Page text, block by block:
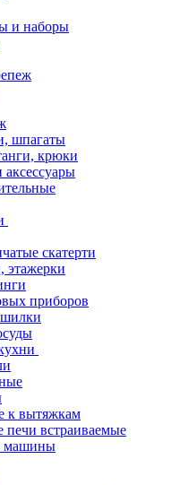
и наборы
шпагаты
крюки
скатерти
этажерки
приборов
к вытяжкам
встраиваемые
машины